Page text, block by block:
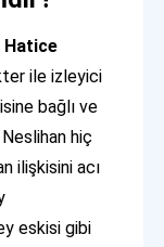
Hatice
ile izleyici
bağlı ve
hiç
ilişkisini acı
eskisi gibi